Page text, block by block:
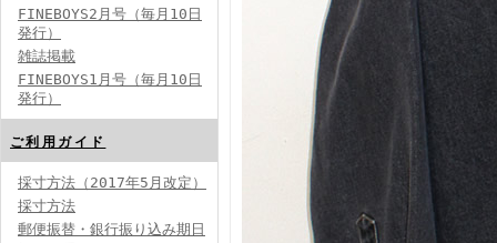
FINEBOYS2月号（毎月10日
発行）
雑誌掲載
FINEBOYS1月号（毎月10日
発行）
ご利用ガイド
採寸方法（2017年5月改定）
採寸方法
郵便振替・銀行振り込み期日